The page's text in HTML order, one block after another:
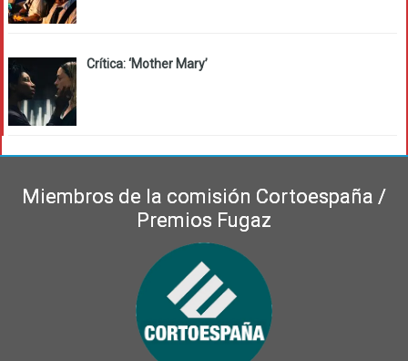
Crítica: ‘Mother Mary’
Miembros de la comisión Cortoespaña /
Premios Fugaz